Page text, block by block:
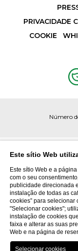
PRIVACIDADE
COOKIE
Número
Este sítio Web
Este sítio Web e a
com o seu
publicidade direcionada
instalação de todas as
cookies” para
"Selecionar cookies";
instalação de cookies
faixa e alterar as suas
Web e na página de